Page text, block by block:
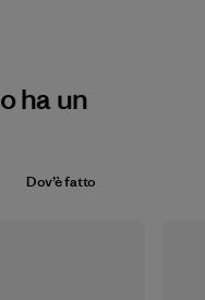
ha un
Dov’è fatto